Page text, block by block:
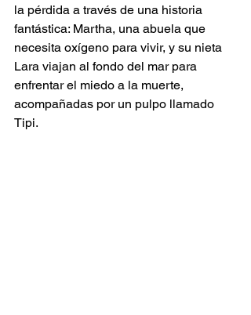
la pérdida a través de una historia
fantástica: Martha, una abuela que
necesita oxígeno para vivir, y su nieta
Lara viajan al fondo del mar para
enfrentar el miedo a la muerte,
acompañadas por un pulpo llamado
Tipi.